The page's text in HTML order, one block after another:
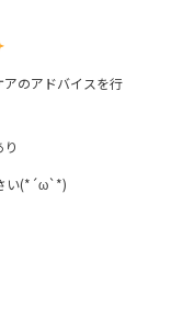
のアドバイスを行
い(*´ω`*)